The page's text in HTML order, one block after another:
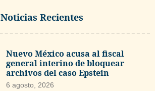
Noticias Recientes
Nuevo México acusa al fiscal
general interino de bloquear
archivos del caso Epstein
6 agosto, 2026